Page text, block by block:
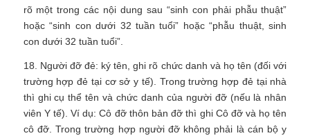
rõ một trong các nội dung sau “sinh con phải phẫu thuật”
hoặc “sinh con dưới 32 tuần tuổi” hoặc “phẫu thuật, sinh
con dưới 32 tuần tuổi”.
18. Người đỡ đẻ: ký tên, ghi rõ chức danh và họ tên (đối với
trường hợp đẻ tại cơ sở y tế). Trong trường hợp đẻ tại nhà
thì ghi cụ thể tên và chức danh của người đỡ (nếu là nhân
viên Y tế). Ví dụ: Cô đỡ thôn bản đỡ thì ghi Cô đỡ và họ tên
cô đỡ. Trong trường hợp người đỡ không phải là cán bộ y